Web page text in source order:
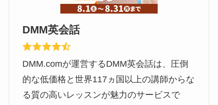
DMM英会話
DMM.comが運営するDMM英会話は、圧倒
的な低価格と世界117ヵ国以上の講師からな
る質の高いレッスンが魅力のサービスで